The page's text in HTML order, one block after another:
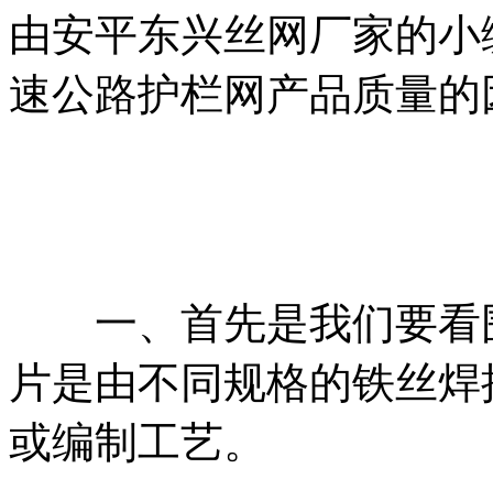
由安平东兴丝网厂家的
速公路护栏网产品质量的
一、首先是我们要看
片是由不同规格的铁丝
或编制工艺。